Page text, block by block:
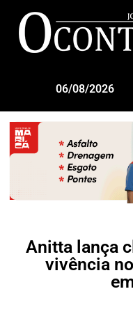
06/08/2026
Anitta lança
vivência